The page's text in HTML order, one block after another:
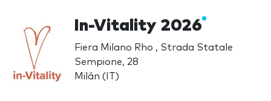
In-Vitality 2026
Fiera Milano Rho , Strada Statale
Sempione, 28
Milán (IT)